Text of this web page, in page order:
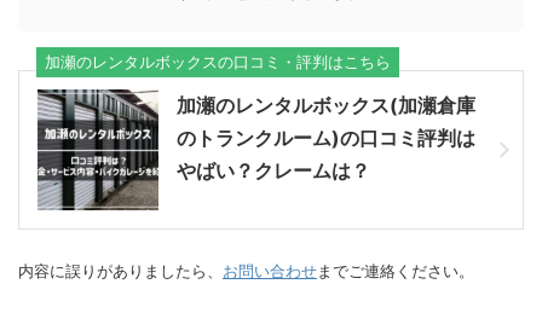
加瀬のレンタルボックス(加瀬倉庫
のトランクルーム)の口コミ評判は
やばい？クレームは？
加瀬のレンタルボックスの口コミ・評判はこちら
内容に誤りがありましたら、 お問い合わせ までご連絡ください。